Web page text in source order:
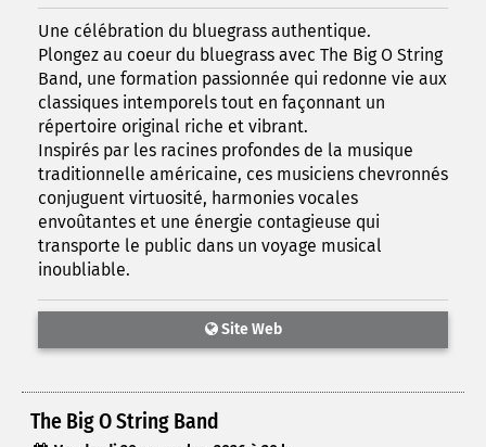
Une célébration du bluegrass authentique.
Plongez au coeur du bluegrass avec The Big O String
Band, une formation passionnée qui redonne vie aux
classiques intemporels tout en façonnant un
répertoire original riche et vibrant.
Inspirés par les racines profondes de la musique
traditionnelle américaine, ces musiciens chevronnés
conjuguent virtuosité, harmonies vocales
envoûtantes et une énergie contagieuse qui
transporte le public dans un voyage musical
inoubliable.
Site Web
The Big O String Band